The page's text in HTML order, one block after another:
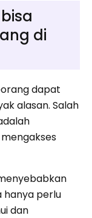
di
dapat
alasan. Salah
hanya perlu
dan